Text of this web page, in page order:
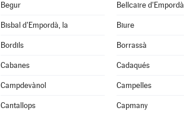
Begur Bellcaire d'Empordà
Bisbal d'Empordà, la Biure
Bordils Borrassà
Cabanes Cadaqués
Campdevànol Campelles
Cantallops Capmany